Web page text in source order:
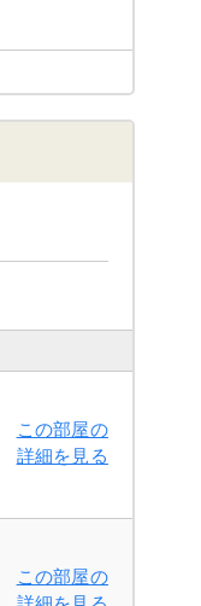
この部屋の
詳細を見る
この部屋の